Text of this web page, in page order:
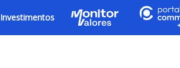
Investimentos